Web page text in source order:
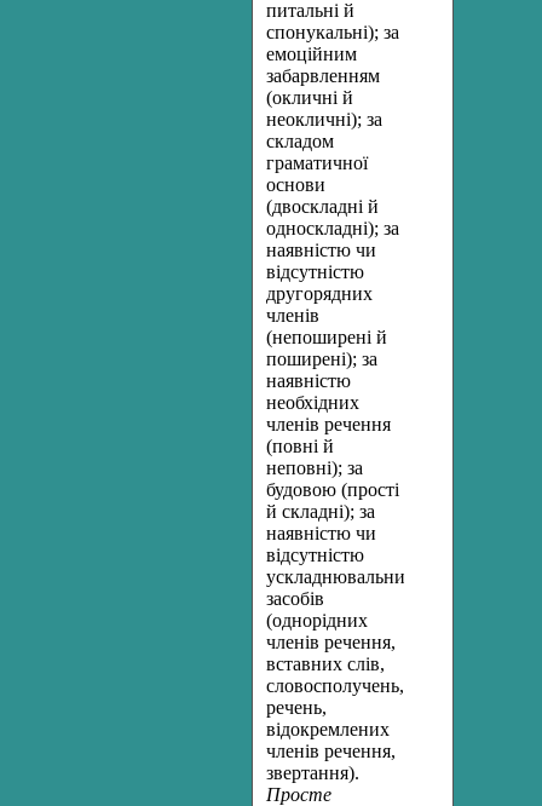
питальні й
спонукальні); за
емоційним
забарвленням
(окличні й
неокличні); за
складом
граматичної
основи
(двоскладні й
односкладні); за
наявністю чи
відсутністю
другорядних
членів
(непоширені й
поширені); за
наявністю
необхідних
членів речення
(повні й
неповні); за
будовою (прості
й складні); за
наявністю чи
відсутністю
ускладнювальних
засобів
(однорідних
членів речення,
вставних слів,
словосполучень,
речень,
відокремлених
членів речення,
звертання).
Просте